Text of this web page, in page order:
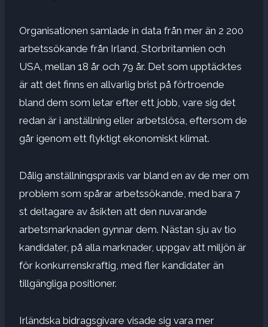
Organisationen samlade in data från mer än 2 200
arbetssökande från Irland, Storbritannien och
USA, mellan 18 år och 79 år. Det som upptäcktes
är att det finns en allvarlig brist på förtroende
bland dem som letar efter ett jobb, vare sig det
redan är i anställning eller arbetslösa, eftersom de
går igenom ett flyktigt ekonomiskt klimat.
Dålig anställningspraxis var bland en av de mer om
problem som spårar arbetssökande, med bara 7
st deltagare av åsikten att den nuvarande
arbetsmarknaden gynnar dem. Nästan sju av tio
kandidater, på alla marknader, uppgav att miljön är
för konkurrenskraftig, med fler kandidater än
tillgängliga positioner.
Irländska bidragsgivare visade sig vara mer